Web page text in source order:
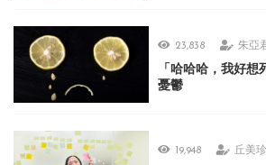
23,838 朱亞
「哈哈哈，我好
憂鬱
19,948 丘美珍